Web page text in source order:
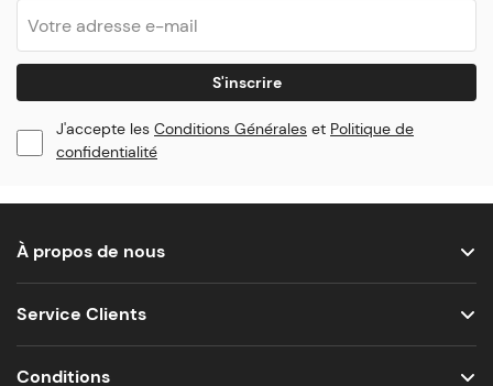
S'inscrire
J'accepte les Conditions Générales et Politique de
confidentialité
À propos de nous
Service Clients
Conditions